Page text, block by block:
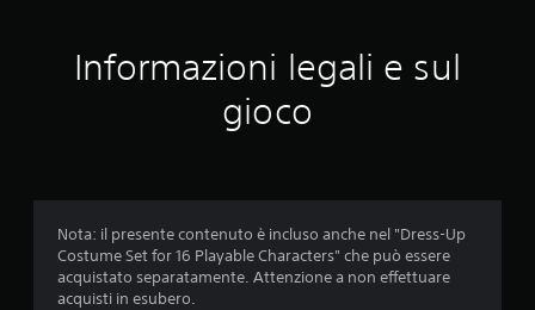
e
i
a
Informazioni legali e sul
gioco
Nota: il presente contenuto è incluso anche nel "Dress-Up
Costume Set for 16 Playable Characters" che può essere
acquistato separatamente. Attenzione a non effettuare
acquisti in esubero.